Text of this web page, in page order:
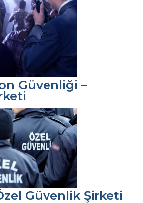
Güvenliği –
Güvenlik Şirketi